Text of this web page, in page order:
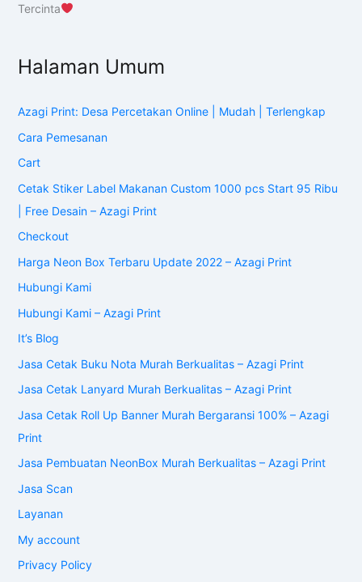
Tercinta
Halaman Umum
Azagi Print: Desa Percetakan Online | Mudah | Terlengkap
Cara Pemesanan
Cart
Cetak Stiker Label Makanan Custom 1000 pcs Start 95 Ribu
| Free Desain – Azagi Print
Checkout
Harga Neon Box Terbaru Update 2022 – Azagi Print
Hubungi Kami
Hubungi Kami – Azagi Print
It’s Blog
Jasa Cetak Buku Nota Murah Berkualitas – Azagi Print
Jasa Cetak Lanyard Murah Berkualitas – Azagi Print
Jasa Cetak Roll Up Banner Murah Bergaransi 100% – Azagi
Print
Jasa Pembuatan NeonBox Murah Berkualitas – Azagi Print
Jasa Scan
Layanan
My account
Privacy Policy